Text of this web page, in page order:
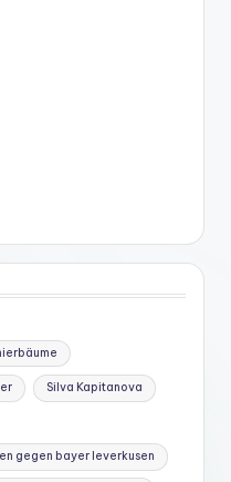
Silva Kapitanova
gegen bayer leverkusen